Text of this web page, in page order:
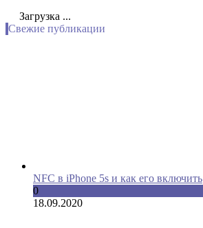
Загрузка ...
Свежие публикации
NFC в iPhone 5s и как его включить
0
18.09.2020